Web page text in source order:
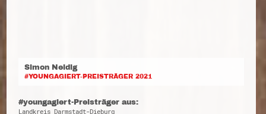
Simon Neidig
#YOUNGAGIERT-PREISTRÄGER 2021
#youngagiert-Preisträger aus:
Landkreis Darmstadt-Dieburg